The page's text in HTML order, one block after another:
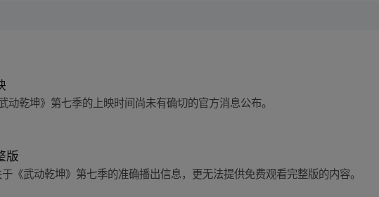
乾坤》第七季的上映时间尚未有确切的官方消息公布。
版
《武动乾坤》第七季的准确播出信息，更无法提供免费观看完整版的内容。